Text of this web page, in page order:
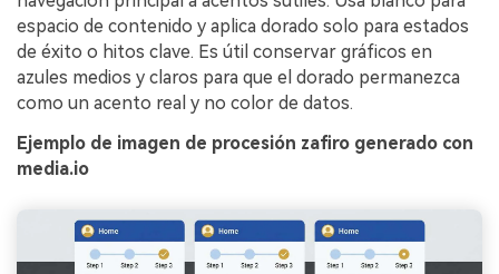
espacio de contenido y aplica dorado solo para estados
de éxito o hitos clave. Es útil conservar gráficos en
azules medios y claros para que el dorado permanezca
como un acento real y no color de datos.
Ejemplo de imagen de procesión zafiro generado con
media.io